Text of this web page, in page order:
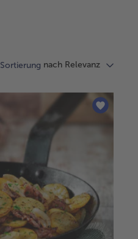
Sortierung nach Relevanz